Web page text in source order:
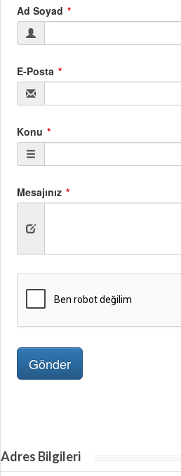
Adres Bilgileri